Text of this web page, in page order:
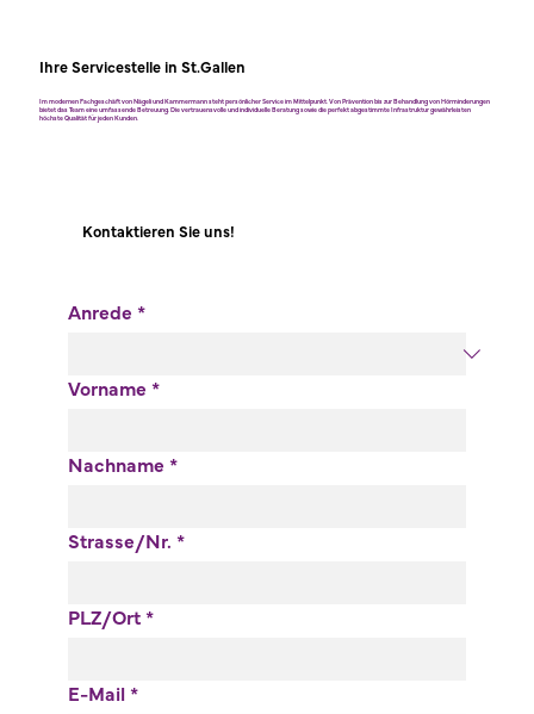
Ihre Servicestelle in St.Gallen
Im modernen Fachgeschäft von Nägeli und Kammermann steht persönlicher Service im Mittelpunkt. Von Prävention bis zur Behandlung von Hörminderungen
bietet das Team eine umfassende Betreuung. Die vertrauensvolle und individuelle Beratung sowie die perfekt abgestimmte Infrastruktur gewährleisten
höchste Qualität für jeden Kunden.
Kontaktieren Sie uns!
Anrede *
Vorname *
Nachname *
Strasse/Nr. *
PLZ/Ort*
E-Mail*